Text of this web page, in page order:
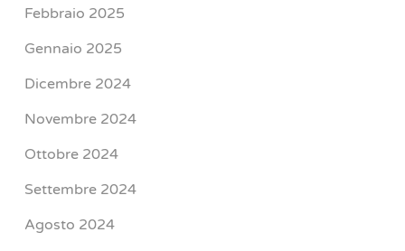
Febbraio 2025
Gennaio 2025
Dicembre 2024
Novembre 2024
Ottobre 2024
Settembre 2024
Agosto 2024